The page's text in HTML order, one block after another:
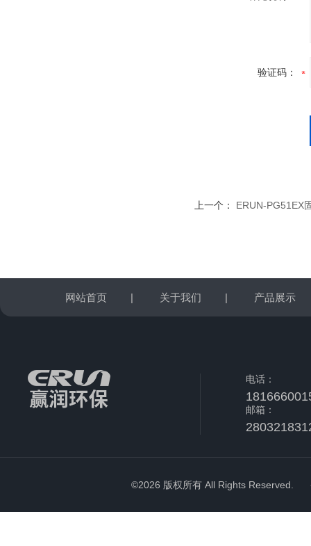
验证码：
上一个： ERUN-PG51EX
网站首页 | 关于我们 | 产品展示
电话：
邮箱：
©2026 版权所有 All Rights Reserved.